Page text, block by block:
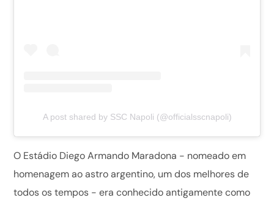
A post shared by SSC Napoli (@officialsscnapoli)
O Estádio Diego Armando Maradona - nomeado em
homenagem ao astro argentino, um dos melhores de
todos os tempos - era conhecido antigamente como